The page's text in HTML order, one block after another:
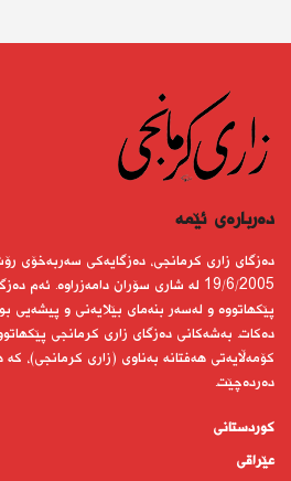
دەربارەى ئێمە
دەزگای زاری كرمانجی، دەزگایەكی سەربەخۆی
19/6/2005 لە شاری سۆران دامەزراوە.
پێكهاتووە و لەسەر بنەمای بێلایەنی و پیشەیی
دەكات. بەشەكانی دەزگای زاری كرمانجی
كۆمەڵایەتی هەفتانە بەناوی (زاری كرمانجی)،
دەردەچێت.
کوردستانى
عێراقی